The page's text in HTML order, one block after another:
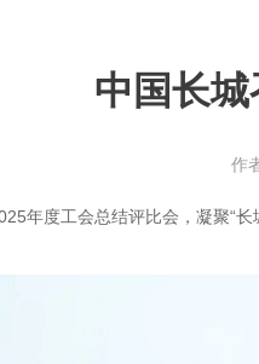
中国长
作
年度工会总结评比会，凝聚“